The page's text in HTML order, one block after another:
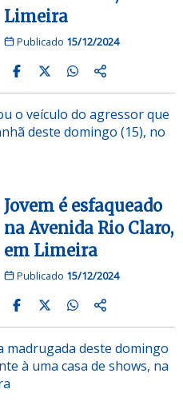
Limeira
Publicado 15/12/2024
o veículo do agressor que
deste domingo (15), no
Jovem é esfaqueado
na Avenida Rio Claro,
em Limeira
Publicado 15/12/2024
madrugada deste domingo
à uma casa de shows, na